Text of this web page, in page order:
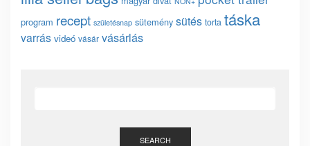
program recept születésnap sütemény sütés torta táska
varrás videó vásár vásárlás
SEARCH